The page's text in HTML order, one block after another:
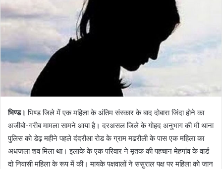
भिण्ड। भिण्ड जिले में एक महिला के अंतिम संस्कार के बाद दोबारा जिंदा होने का
अजीबो-गरीब मामला सामने आया है। दरअसल जिले के गोहद अनुभाग की मौ थाना
पुलिस को डेढ़ महीने पहले दंदरौआ रोड के ग्राम मढरौली के पास एक महिला का
अधजला शव मिला था। इलाके के एक परिवार ने मृतक की पहचान मेहगांव के वार्ड
दो निवासी महिला के रूप में की। मायके पक्षवालों ने ससुराल पक्ष पर महिला को जान